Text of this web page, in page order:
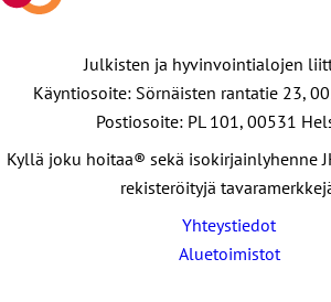
Julkisten ja hyvinvointialojen
Käyntiosoite: Sörnäisten rantatie 23,
Postiosoite: PL 101, 00531
Kyllä joku hoitaa® sekä isokirjainlyhenne
rekisteröityjä
Yhteystiedot
Aluetoimistot